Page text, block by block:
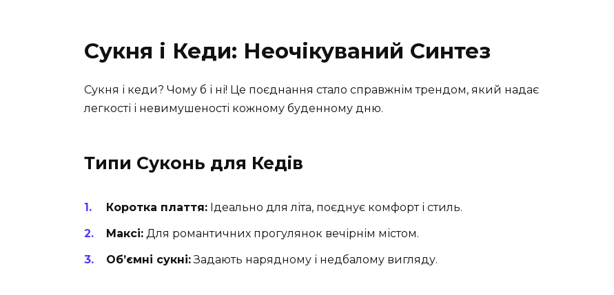
Сукня і Кеди: Неочікуваний Синтез
Сукня і кеди? Чому б і ні! Це поєднання стало справжнім трендом, який надає
легкості і невимушеності кожному буденному дню.
Типи Суконь для Кедів
Коротка плаття: Ідеально для літа, поєднує комфорт і стиль.
Максі: Для романтичних прогулянок вечірнім містом.
Об’ємні сукні:Задають нарядному і недбалому вигляду.